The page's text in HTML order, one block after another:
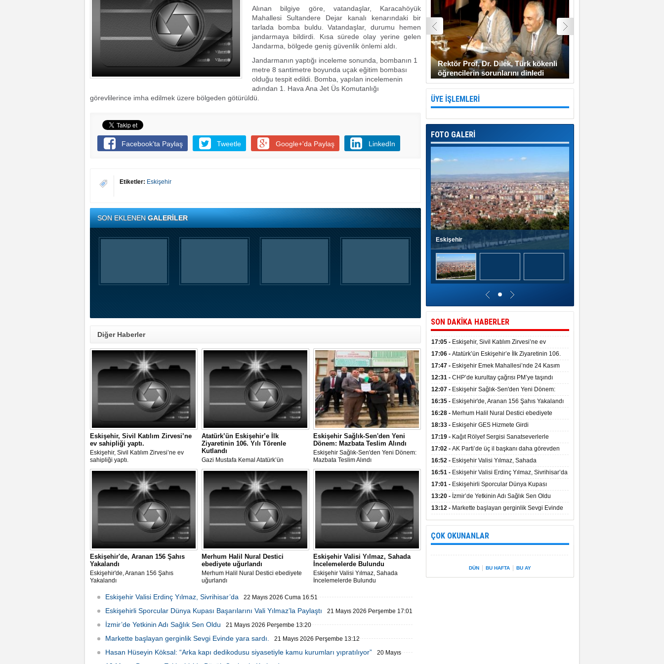
Alınan bilgiye göre, vatandaşlar, Karacahöyük
Mahallesi Sultandere Dejar kanalı kenarındaki bir
tarlada bomba buldu. Vatandaşlar, durumu hemen
jandarmaya bildirdi. Kısa sürede olay yerine gelen
Jandarma, bölgede geniş güvenlik önlemi aldı.
Jandarmanın yaptığı inceleme sonunda, bombanın 1
metre 8 santimetre boyunda uçak eğitim bombası
olduğu tespit edildi. Bomba, yapılan incelemenin
adından 1. Hava Ana Jet Üs Komutanlığı
görevlilerince imha edilmek üzere bölgeden götürüldü.
Facebook'ta Paylaş Tweetle Google+'da Paylaş LinkedIn
Etiketler: Eskişehir
SON EKLENENGALERİLER
Diğer Haberler
Eskişehir, Sivil Katılım Zirvesi’ne
ev sahipliği yaptı.
Eskişehir, Sivil Katılım Zirvesi’ne ev
sahipliği yaptı.
Atatürk’ün Eskişehir’e İlk
Ziyaretinin 106. Yılı Törenle
Kutlandı
Gazi Mustafa Kemal Atatürk’ün
Eskişehir’e İlk Ziyaretinin 106. Yılı
Törenle Kutlandı
Eskişehir Sağlık-Sen'den Yeni
Dönem: Mazbata Teslim Alındı
Eskişehir Sağlık-Sen'den Yeni Dönem:
Mazbata Teslim Alındı
Eskişehir'de, Aranan 156 Şahıs
Yakalandı
Eskişehir'de, Aranan 156 Şahıs
Yakalandı
Merhum Halil Nural Destici
ebediyete uğurlandı
Merhum Halil Nural Destici ebediyete
uğurlandı
Eskişehir Valisi Yılmaz, Sahada
İncelemelerde Bulundu
Eskişehir Valisi Yılmaz, Sahada
İncelemelerde Bulundu
Eskişehir Valisi Erdinç Yılmaz, Sivrihisar’da 22 Mayıs 2026 Cuma 16:51
Eskişehirli Sporcular Dünya Kupası Başarılarını Vali Yılmaz’la Paylaştı 21 Mayıs 2026 Perşembe 17:01
İzmir’de Yetkinin Adı Sağlık Sen Oldu 21 Mayıs 2026 Perşembe 13:20
Markette başlayan gerginlik Sevgi Evinde yara sardı. 21 Mayıs 2026 Perşembe 13:12
Hasan Hüseyin Köksal: “Arka kapı dedikodusu siyasetiyle kamu kurumları yıpratılıyor”
20 Mayıs
Rektör Prof. Dr. Dilek, Türk kökenli
öğrencilerin sorunlarını dinledi
ÜYE İŞLEMLERİ
FOTO GALERİ
Eskişehir
SON DAKİKA HABERLER
17:05 - Eskişehir, Sivil Katılım Zirvesi’ne ev
sahipliği yaptı.
17:06 - Atatürk’ün Eskişehir’e İlk Ziyaretinin 106.
Yılı Törenle Kutlandı
17:47 - Eskişehir Emek Mahallesi’nde 24 Kasım
İlkokulu törenle hizmete girdi
12:31 - CHP’de kurultay çağrısı PM’ye taşındı
12:07 - Eskişehir Sağlık-Sen'den Yeni Dönem:
Mazbata Teslim Alındı
16:35 - Eskişehir'de, Aranan 156 Şahıs Yakalandı
16:28 - Merhum Halil Nural Destici ebediyete
uğurlandı
18:33 - Eskişehir GES Hizmete Girdi
17:19 - Kağıt Rölyef Sergisi Sanatseverlerle
Buluştu
17:02 - AK Parti’de üç il başkanı daha görevden
alındı
16:52 - Eskişehir Valisi Yılmaz, Sahada
İncelemelerde Bulundu
16:51 - Eskişehir Valisi Erdinç Yılmaz, Sivrihisar’da
17:01 - Eskişehirli Sporcular Dünya Kupası
Başarılarını Vali Yılmaz’la Paylaştı
13:20 - İzmir’de Yetkinin Adı Sağlık Sen Oldu
13:12 - Markette başlayan gerginlik Sevgi Evinde
yara sardı.
ÇOK OKUNANLAR
DÜN BU HAFTA BU AY